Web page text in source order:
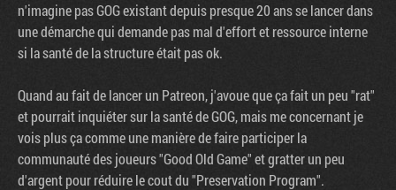
n'imagine pas GOG existant depuis presque 20 ans se lancer dans
une démarche qui demande pas mal d'effort et ressource interne
si la santé de la structure était pas ok.
Quand au fait de lancer un Patreon, j'avoue que ça fait un peu "rat"
et pourrait inquiéter sur la santé de GOG, mais me concernant je
vois plus ça comme une manière de faire participer la
communauté des joueurs "Good Old Game" et gratter un peu
d'argent pour réduire le cout du "Preservation Program".